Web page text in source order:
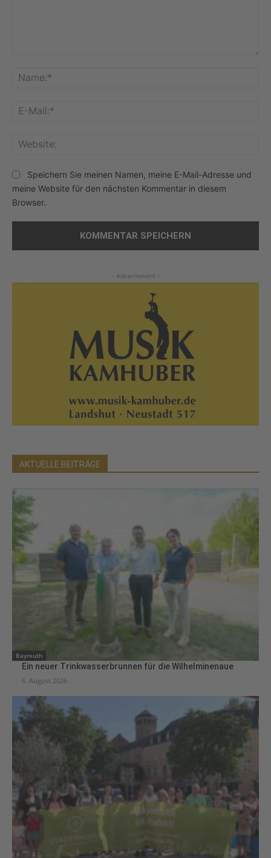
Speichern Sie meinen Namen, meine E-Mail-Adresse und
meine Website für den nächsten Kommentar in diesem
Browser.
- Advertisment -
AKTUELLE BEITRÄGE
Bayreuth
Ein neuer Trinkwasserbrunnen für die Wilhelminenaue
6. August 2026